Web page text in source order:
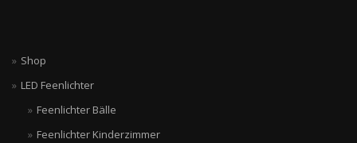
Shop
LED Feenlichter
Feenlichter Bälle
Feenlichter Kinderzimmer